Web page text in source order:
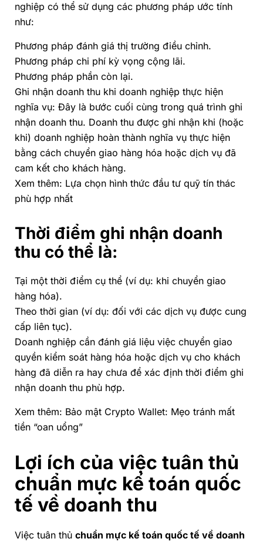
nghiệp có thể sử dụng các phương pháp ước tính
như:
Phương pháp đánh giá thị trường điều chỉnh.
Phương pháp chi phí kỳ vọng cộng lãi.
Phương pháp phần còn lại.
Ghi nhận doanh thu khi doanh nghiệp thực hiện
nghĩa vụ: Đây là bước cuối cùng trong quá trình ghi
nhận doanh thu. Doanh thu được ghi nhận khi (hoặc
khi) doanh nghiệp hoàn thành nghĩa vụ thực hiện
bằng cách chuyển giao hàng hóa hoặc dịch vụ đã
cam kết cho khách hàng.
Xem thêm: Lựa chọn hình thức đầu tư quỹ tín thác
phù hợp nhất
Thời điểm ghi nhận doanh
thu có thể là:
Tại một thời điểm cụ thể (ví dụ: khi chuyển giao
hàng hóa).
Theo thời gian (ví dụ: đối với các dịch vụ được cung
cấp liên tục).
Doanh nghiệp cần đánh giá liệu việc chuyển giao
quyền kiểm soát hàng hóa hoặc dịch vụ cho khách
hàng đã diễn ra hay chưa để xác định thời điểm ghi
nhận doanh thu phù hợp.
Xem thêm: Bảo mật Crypto Wallet: Mẹo tránh mất
tiền “oan uổng”
Lợi ích của việc tuân thủ
chuẩn mực kế toán quốc
tế về doanh thu
Việc tuân thủ chuẩn mực kế toán quốc tế về doanh